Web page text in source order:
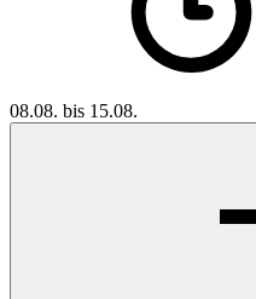
08.08. bis 15.08.